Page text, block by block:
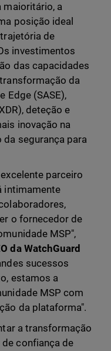
maioritário, a
posição ideal
de
investimentos
das capacidades
da
Edge (SASE),
deteção e
inovação na
segurança para
parceiro
intimamente
o fornecedor de
MSP",
da WatchGuard
sucessos
estamos a
MSP com
da plataforma".
a transformação
confiança de